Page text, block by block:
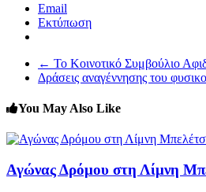
Email
Εκτύπωση
← Το Κοινοτικό Συμβούλιο
Δράσεις αναγέννησης του
You May Also Like
Αγώνας Δρόμου στη Λίμνη